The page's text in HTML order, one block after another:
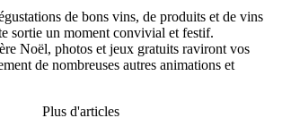
de bons vins, de produits et de vins
sortie un moment convivial et festif.
Noël, photos et jeux gratuits raviront vos
de nombreuses autres animations et
Plus d'articles